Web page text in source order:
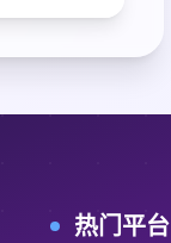
热门平台